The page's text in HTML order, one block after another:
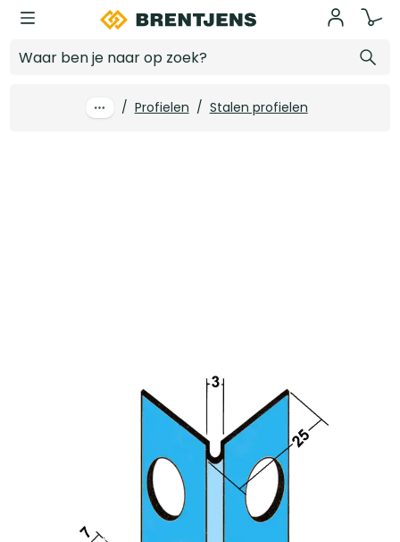
Ga naar hoofdinhoud
/ Profielen / Stalen profielen
Log in voor prijzen